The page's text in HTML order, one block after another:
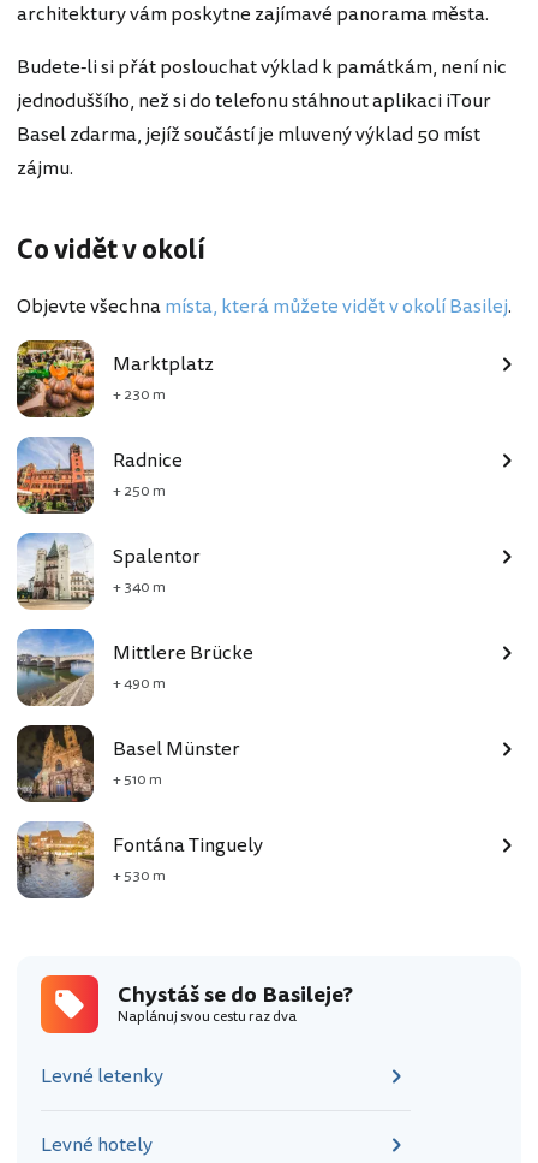
architektury vám poskytne zajímavé panorama města.
Budete-li si přát poslouchat výklad k památkám, není nic
jednoduššího, než si do telefonu stáhnout aplikaci iTour
Basel zdarma, jejíž součástí je mluvený výklad 50 míst
zájmu.
Co vidět v okolí
Objevte všechnamísta, která můžete vidět v okolí Basilej.
Marktplatz
+ 230 m
Radnice
+ 250 m
Spalentor
+ 340 m
Mittlere Brücke
+ 490 m
Basel Münster
+ 510 m
Fontána Tinguely
+ 530 m
Chystáš se do Basileje?
Naplánuj svou cestu raz dva
Levné letenky
Levné hotely